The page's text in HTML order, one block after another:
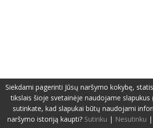
Siekdami pagerinti Jūsų naršymo kokybę,
tikslais šioje svetainėje naudojame slapukus
sutinkate, kad slapukai būtų naudojami
naršymo istoriją kaupti? Sutinku | Nesutinku |